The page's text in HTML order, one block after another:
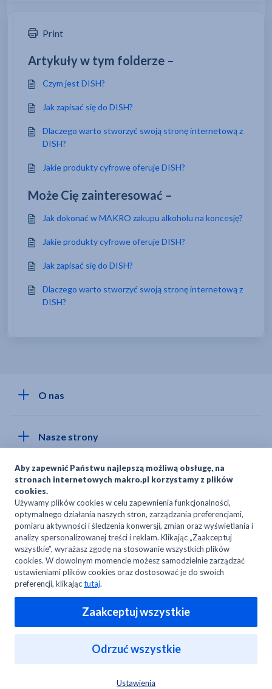
Print
Artykuły w tym folderze –
Czym jest DISH?
Jak zapisać się do DISH?
Dlaczego warto stworzyć swoją stronę internetową z
DISH?
Jakie produkty cyfrowe oferuje DISH?
Może Cię zainteresować –
Jak dokonać w MAKRO zakupu alkoholu na koncesję?
Jakie produkty cyfrowe oferuje DISH?
Jak zapisać się do DISH?
Dlaczego warto stworzyć swoją stronę internetową z
DISH?